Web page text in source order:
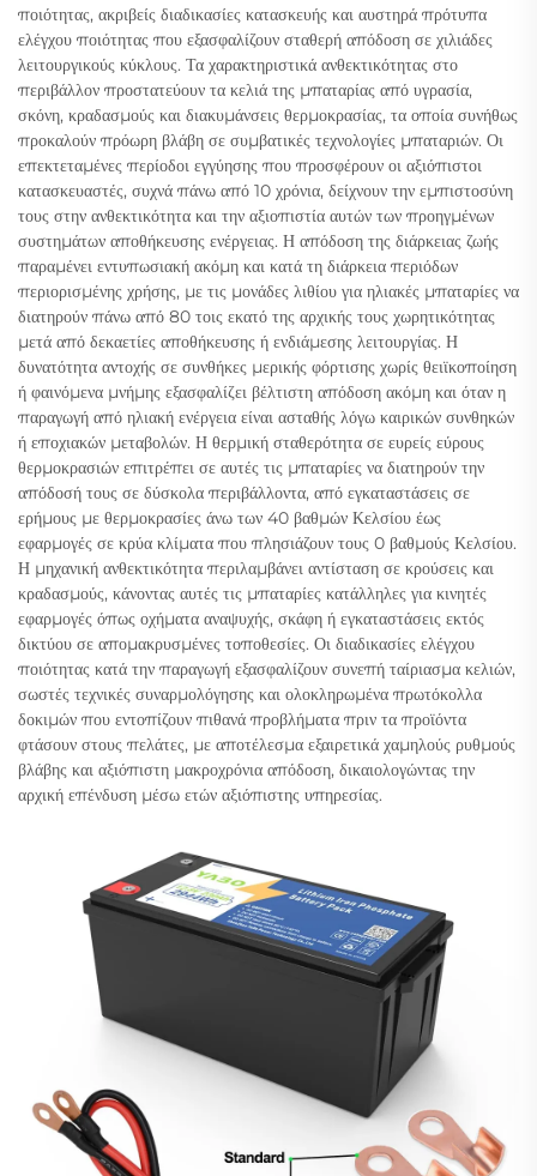
ποιότητας, ακριβείς διαδικασίες κατασκευής και αυστηρά πρότυπα
ελέγχου ποιότητας που εξασφαλίζουν σταθερή απόδοση σε χιλιάδες
λειτουργικούς κύκλους. Τα χαρακτηριστικά ανθεκτικότητας στο
περιβάλλον προστατεύουν τα κελιά της μπαταρίας από υγρασία,
σκόνη, κραδασμούς και διακυμάνσεις θερμοκρασίας, τα οποία συνήθως
προκαλούν πρόωρη βλάβη σε συμβατικές τεχνολογίες μπαταριών. Οι
επεκτεταμένες περίοδοι εγγύησης που προσφέρουν οι αξιόπιστοι
κατασκευαστές, συχνά πάνω από 10 χρόνια, δείχνουν την εμπιστοσύνη
τους στην ανθεκτικότητα και την αξιοπιστία αυτών των προηγμένων
συστημάτων αποθήκευσης ενέργειας. Η απόδοση της διάρκειας ζωής
παραμένει εντυπωσιακή ακόμη και κατά τη διάρκεια περιόδων
περιορισμένης χρήσης, με τις μονάδες λιθίου για ηλιακές μπαταρίες να
διατηρούν πάνω από 80 τοις εκατό της αρχικής τους χωρητικότητας
μετά από δεκαετίες αποθήκευσης ή ενδιάμεσης λειτουργίας. Η
δυνατότητα αντοχής σε συνθήκες μερικής φόρτισης χωρίς θειϊκοποίηση
ή φαινόμενα μνήμης εξασφαλίζει βέλτιστη απόδοση ακόμη και όταν η
παραγωγή από ηλιακή ενέργεια είναι ασταθής λόγω καιρικών συνθηκών
ή εποχιακών μεταβολών. Η θερμική σταθερότητα σε ευρείς εύρους
θερμοκρασιών επιτρέπει σε αυτές τις μπαταρίες να διατηρούν την
απόδοσή τους σε δύσκολα περιβάλλοντα, από εγκαταστάσεις σε
ερήμους με θερμοκρασίες άνω των 40 βαθμών Κελσίου έως
εφαρμογές σε κρύα κλίματα που πλησιάζουν τους 0 βαθμούς Κελσίου.
Η μηχανική ανθεκτικότητα περιλαμβάνει αντίσταση σε κρούσεις και
κραδασμούς, κάνοντας αυτές τις μπαταρίες κατάλληλες για κινητές
εφαρμογές όπως οχήματα αναψυχής, σκάφη ή εγκαταστάσεις εκτός
δικτύου σε απομακρυσμένες τοποθεσίες. Οι διαδικασίες ελέγχου
ποιότητας κατά την παραγωγή εξασφαλίζουν συνεπή ταίριασμα κελιών,
σωστές τεχνικές συναρμολόγησης και ολοκληρωμένα πρωτόκολλα
δοκιμών που εντοπίζουν πιθανά προβλήματα πριν τα προϊόντα
φτάσουν στους πελάτες, με αποτέλεσμα εξαιρετικά χαμηλούς ρυθμούς
βλάβης και αξιόπιστη μακροχρόνια απόδοση, δικαιολογώντας την
αρχική επένδυση μέσω ετών αξιόπιστης υπηρεσίας.